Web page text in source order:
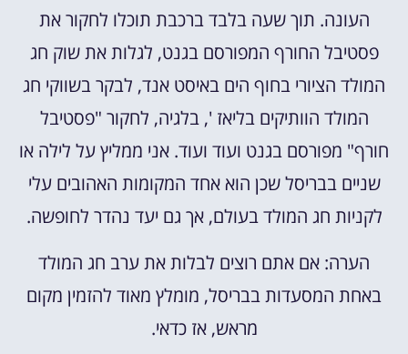
העונה. תוך שעה בלבד ברכבת תוכלו לחקור את
פסטיבל החורף המפורסם בגנט, לגלות את שוק חג
המולד הציורי בחוף הים באיסט אנד, לבקר בשווקי חג
המולד הוותיקים בליאז ', בלגיה, לחקור "פסטיבל
חורף" מפורסם בגנט ועוד ועוד. אני ממליץ על לילה או
שניים בבריסל שכן הוא אחד המקומות האהובים עלי
לקניות חג המולד בעולם, אך גם יעד נהדר לחופשה.
הערה: אם אתם רוצים לבלות את ערב חג המולד
באחת המסעדות בבריסל, מומלץ מאוד להזמין מקום
מראש, אז כדאי.